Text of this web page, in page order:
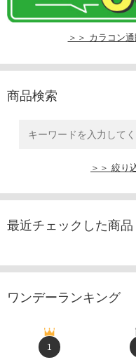
＞＞ カラコン
商品検索
＞＞ 絞り
最近チェックした商品
ワンデーランキング
1